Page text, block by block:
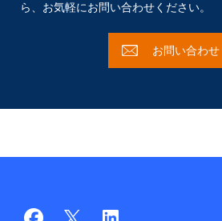
ら、 お気軽にお問い合わせください。
お問い合わせ